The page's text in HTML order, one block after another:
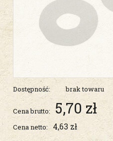
Dostępność: brak towaru
Cena brutto: 5,70 zł
Cena netto: 4,63 zł